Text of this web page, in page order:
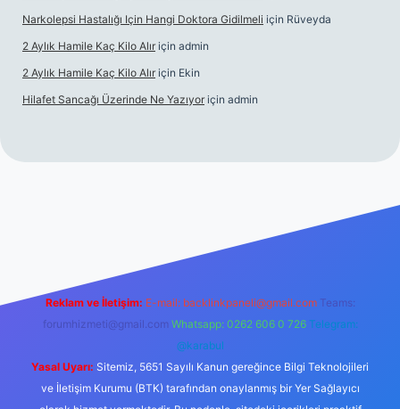
Narkolepsi Hastalığı Için Hangi Doktora Gidilmeli için Rüveyda
2 Aylık Hamile Kaç Kilo Alır için admin
2 Aylık Hamile Kaç Kilo Alır için Ekin
Hilafet Sancağı Üzerinde Ne Yazıyor için admin
Reklam ve İletişim: E-mail: backlinkpaneli@gmail.com Teams:
forumhizmeti@gmail.com Whatsapp: 0262 606 0 726 Telegram:
@karabul
Yasal Uyarı: Sitemiz, 5651 Sayılı Kanun gereğince Bilgi Teknolojileri
ve İletişim Kurumu (BTK) tarafından onaylanmış bir Yer Sağlayıcı